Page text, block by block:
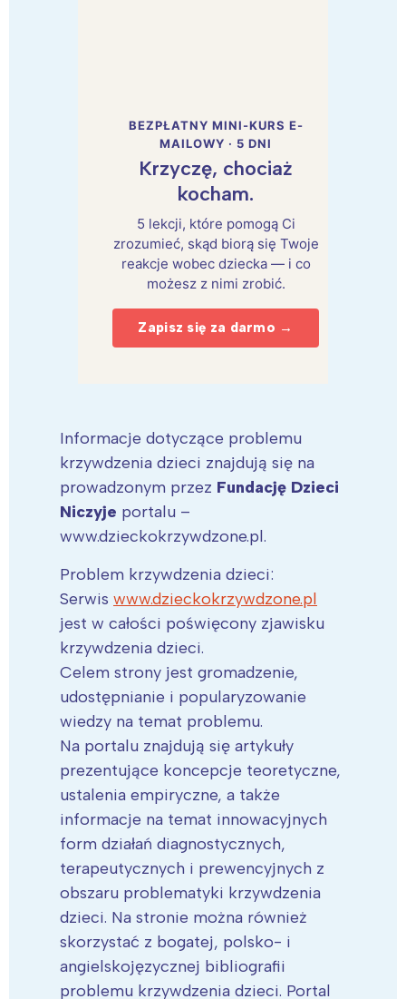
BEZPŁATNY MINI-KURS E-
MAILOWY · 5 DNI
Krzyczę, chociaż
kocham.
5 lekcji, które pomogą Ci
zrozumieć, skąd biorą się Twoje
reakcje wobec dziecka — i co
możesz z nimi zrobić.
Zapisz się za darmo →
Informacje dotyczące problemu
krzywdzenia dzieci znajdują się na
prowadzonym przez Fundację Dzieci
Niczyje portalu –
www.dzieckokrzywdzone.pl.
Problem krzywdzenia dzieci:
Serwis www.dzieckokrzywdzone.pl
jest w całości poświęcony zjawisku
krzywdzenia dzieci.
Celem strony jest gromadzenie,
udostępnianie i popularyzowanie
wiedzy na temat problemu.
Na portalu znajdują się artykuły
prezentujące koncepcje teoretyczne,
ustalenia empiryczne, a także
informacje na temat innowacyjnych
form działań diagnostycznych,
terapeutycznych i prewencyjnych z
obszaru problematyki krzywdzenia
dzieci. Na stronie można również
skorzystać z bogatej, polsko- i
angielskojęzycznej bibliografii
problemu krzywdzenia dzieci. Portal